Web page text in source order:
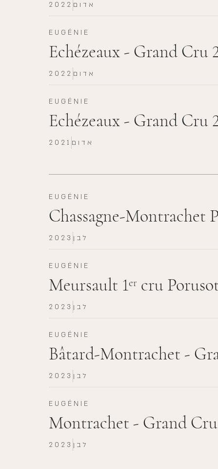
2022 אדום
EUGÉNIE
Echézeaux - Grand Cru
2022 אדום
EUGÉNIE
Echézeaux - Grand Cru
2021 אדום
EUGÉNIE
Chassagne-Montrachet
2023 לבן
EUGÉNIE
Meursault 1er cru
2023 לבן
EUGÉNIE
Bâtard-Montrachet -
2023 לבן
EUGÉNIE
Montrachet - Grand
2023 לבן